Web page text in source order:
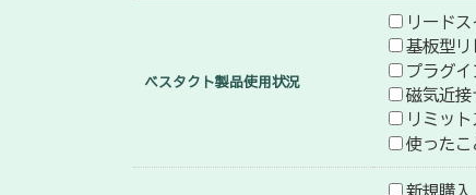
ベスタクト製品使用状況
リードス
基板型リ
プラグイ
磁気近接
リミッ
使ったこ
新規購入